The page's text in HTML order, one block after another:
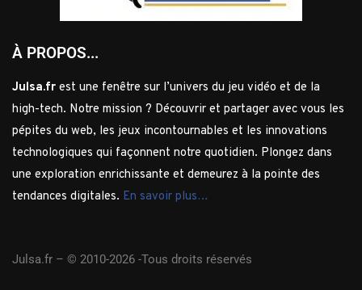
À PROPOS...
Julsa.fr est une fenêtre sur l’univers du jeu vidéo et de la
high-tech. Notre mission ? Découvrir et partager avec vous les
pépites du web, les jeux incontournables et les innovations
technologiques qui façonnent notre quotidien. Plongez dans
une exploration enrichissante et demeurez à la pointe des
tendances digitales. En savoir plus…
Julsa.fr – © 2010-2026 -Tous droits réservés